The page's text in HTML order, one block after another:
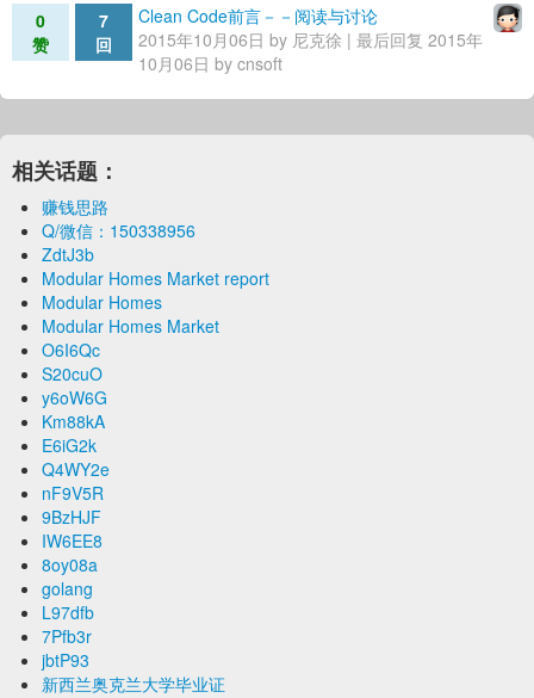
0
赞
7
回
Clean Code前言－－阅读与讨论
2015年10月06日 by 尼克徐 | 最后回复 2015年
10月06日 by cnsoft
相关话题：
赚钱思路
Q/微信：150338956
ZdtJ3b
Modular Homes Market report
Modular Homes
Modular Homes Market
O6I6Qc
S20cuO
y6oW6G
Km88kA
E6iG2k
Q4WY2e
nF9V5R
9BzHJF
IW6EE8
8oy08a
golang
L97dfb
7Pfb3r
jbtP93
新西兰奥克兰大学毕业证